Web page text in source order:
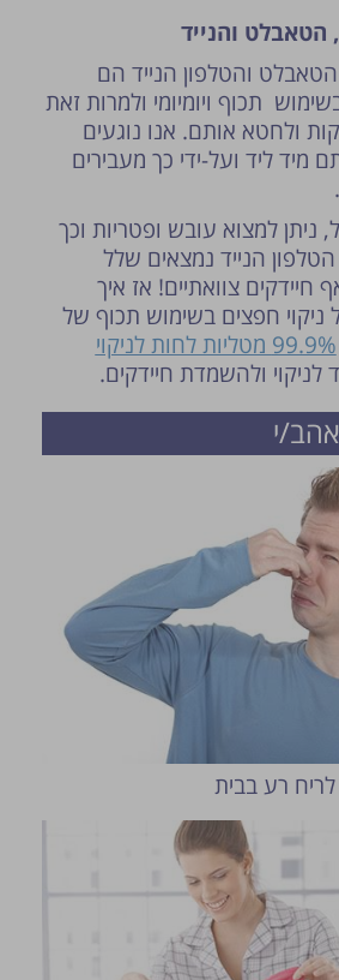
והנייד
והטלפון הנייד הם
תכוף ויומיומי ולמרות זאת
ולחטא אותם. אנו נוגעים
מיד ליד ועל-ידי כך מעבירים
למצוא עובש ופטריות וכך
הנייד נמצאים שלל
חיידקים צוואתיים! אז איך
ניקוי חפצים בשימוש תכוף של
99.9% מטליות לחות לניקוי
לניקוי ולהשמדת חיידקים.
י